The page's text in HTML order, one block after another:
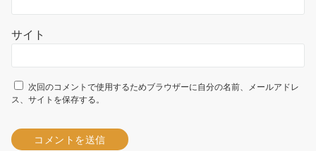
サイト
次回のコメントで使用するためブラウザーに自分の名前、メールアドレ
ス、サイトを保存する。